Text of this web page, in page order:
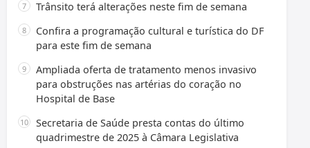
Trânsito terá alterações neste fim de semana
Confira a programação cultural e turística do DF
para este fim de semana
Ampliada oferta de tratamento menos invasivo
para obstruções nas artérias do coração no
Hospital de Base
Secretaria de Saúde presta contas do último
quadrimestre de 2025 à Câmara Legislativa